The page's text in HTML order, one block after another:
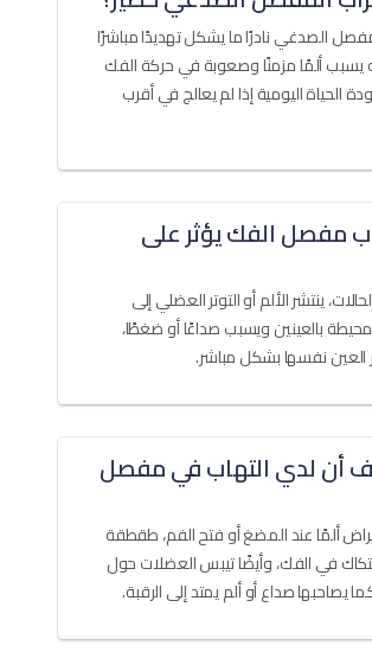
الصدغي نادرًا ما يشكل تهديدًا مباشرًا
يسبب ألمًا مزمنًا وصعوبة في حركة الفك
الحياة اليومية إذا لم يعالج في أقرب
مفصل الفك يؤثر على
ينتشر الألم أو التوتر العضلي إلى
بالعينين ويسبب صداعًا أو ضغطًا،
العين نفسها بشكل مباشر.
أن لدي التهاب في مفصل
ألمًا عند المضغ أو فتح الفم، طقطقة
في الفك، وأيضًا تيبس العضلات حول
يصاحبها صداع أو ألم يمتد إلى الرقبة.